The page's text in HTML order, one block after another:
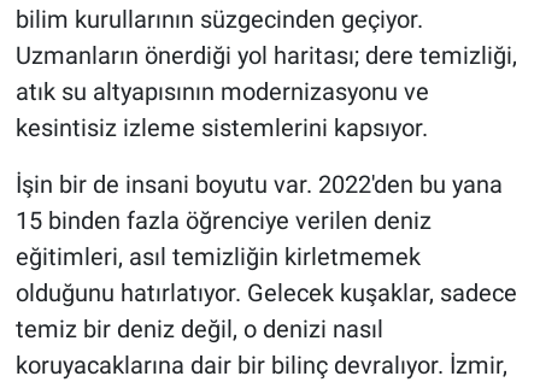
bilim kurullarının süzgecinden geçiyor.
Uzmanların önerdiği yol haritası; dere temizliği,
atık su altyapısının modernizasyonu ve
kesintisiz izleme sistemlerini kapsıyor.
İşin bir de insani boyutu var. 2022'den bu yana
15 binden fazla öğrenciye verilen deniz
eğitimleri, asıl temizliğin kirletmemek
olduğunu hatırlatıyor. Gelecek kuşaklar, sadece
temiz bir deniz değil, o denizi nasıl
koruyacaklarına dair bir bilinç devralıyor. İzmir,